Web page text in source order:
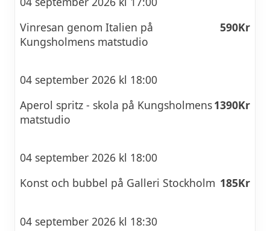
Vinresan genom Italien på
Kungsholmens matstudio
590Kr
04 september 2026 kl 18:00
Aperol spritz - skola på Kungsholmens
matstudio
1390Kr
04 september 2026 kl 18:00
Konst och bubbel på Galleri Stockholm 185Kr
04 september 2026 kl 18:30